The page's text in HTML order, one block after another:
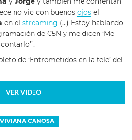
y Jorge y también me comentan
no vio con buenos ojos el
en el streaming (…) Estoy hablando
de C5N y me dicen ‘Me
de ‘Entrometidos en la tele’ del
VER VIDEO
VIVIANA CANOSA